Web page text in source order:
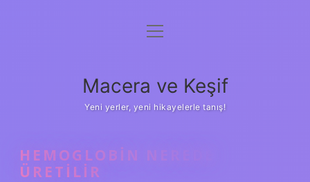
Anasayfa
Yasal Uyarı
menüyü
Macera ve Keşif
Yeni yerler, yeni hikayelerle tanış!
HEMOGLOBIN NEREDE
ÜRETILIR